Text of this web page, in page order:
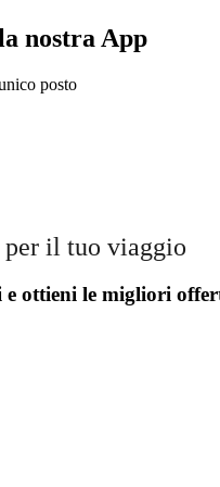
nostra App
posto
il tuo viaggio
ottieni le migliori